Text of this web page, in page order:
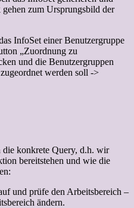
zum Ursprungsbild der
InfoSet einer Benutzergruppe
„Zuordnung zu
und die Benutzergruppen
werden soll ->
konkrete Query, d.h. wir
bereitstehen und wie die
und prüfe den Arbeitsbereich –
ändern.